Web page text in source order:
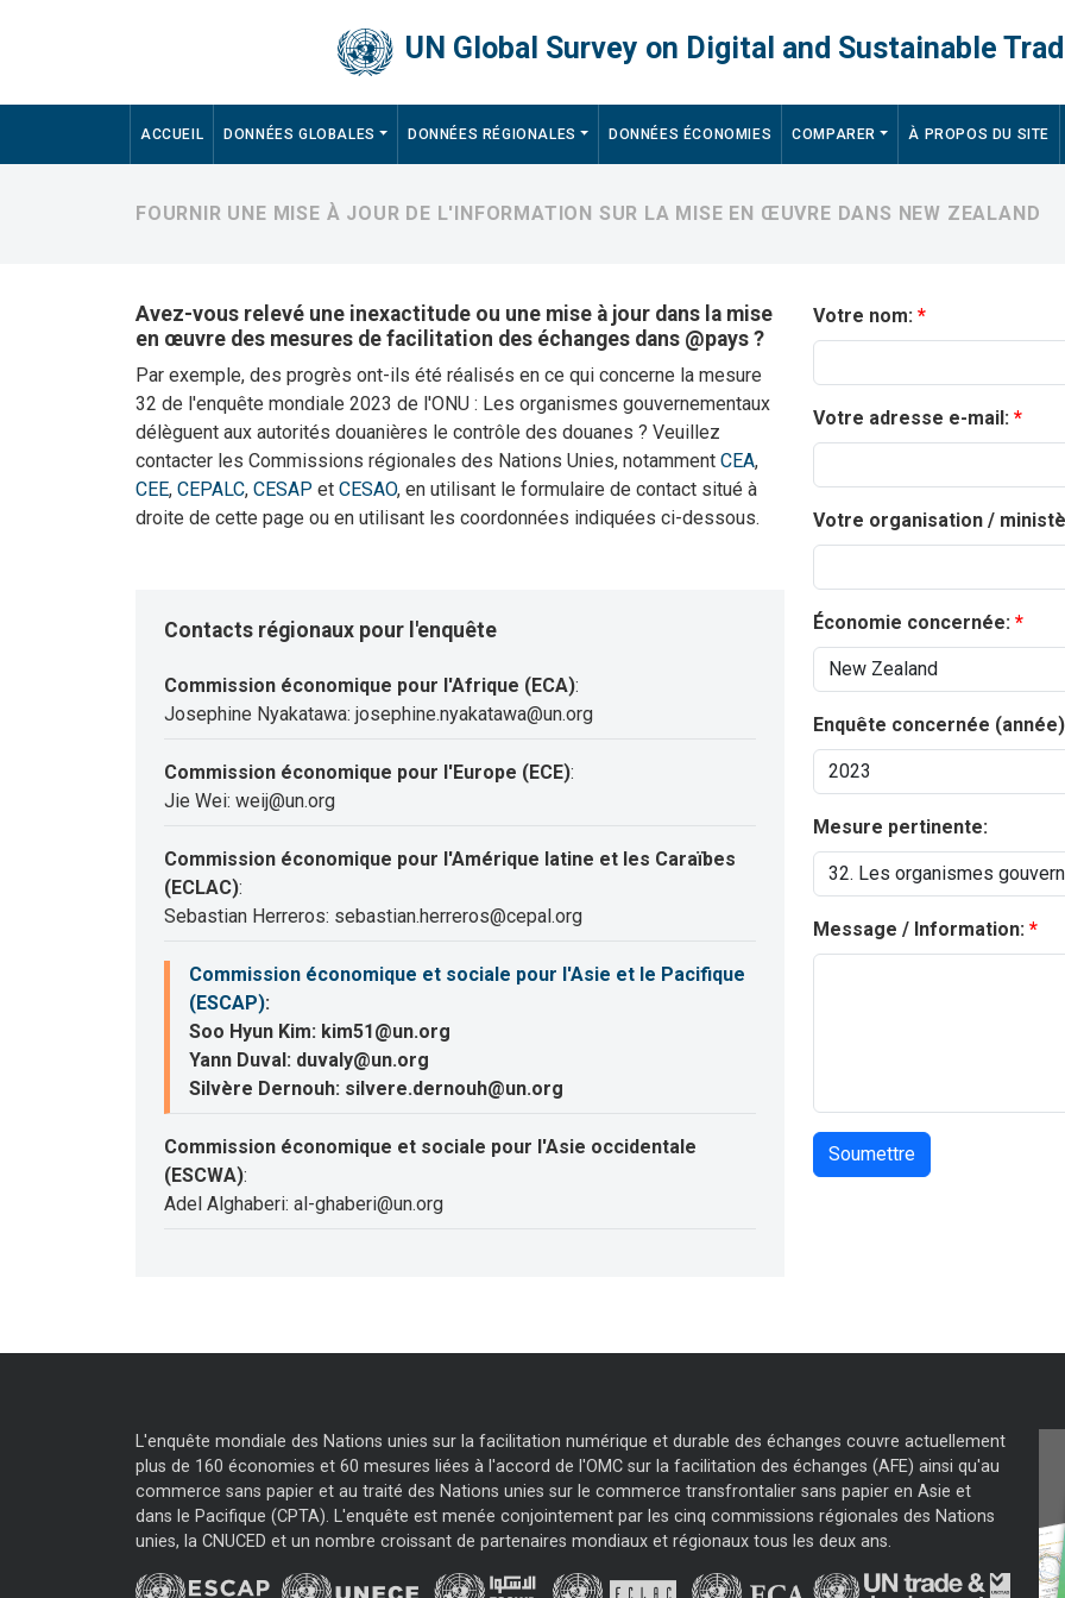
UN Global Survey on Digital and Sustainable
Main navigation
ACCUEIL DONNÉES GLOBALES DONNÉES RÉGIONALES DONNÉES ÉCONOMIES COMPARER À PROPOS DU SITE
FOURNIR UNE MISE À JOUR DE L'INFORMATION SUR LA MISE EN ŒUVRE DANS NEW ZEALAND
Avez-vous relevé une inexactitude ou une mise à jour dans la mise
en œuvre des mesures de facilitation des échanges dans @pays ?
Par exemple, des progrès ont-ils été réalisés en ce qui concerne la mesure
32 de l'enquête mondiale 2023 de l'ONU : Les organismes gouvernementaux
délèguent aux autorités douanières le contrôle des douanes ? Veuillez
contacter les Commissions régionales des Nations Unies, notamment CEA,
CEE, CEPALC, CESAP et CESAO, en utilisant le formulaire de contact situé à
droite de cette page ou en utilisant les coordonnées indiquées ci-dessous.
Contacts régionaux pour l'enquête
Commission économique pour l'Afrique (ECA):
Josephine Nyakatawa: josephine.nyakatawa@un.org
Commission économique pour l'Europe (ECE):
Jie Wei: weij@un.org
Commission économique pour l'Amérique latine et les Caraïbes
(ECLAC):
Sebastian Herreros: sebastian.herreros@cepal.org
Commission économique et sociale pour l'Asie et le Pacifique
(ESCAP):
Soo Hyun Kim: kim51@un.org
Yann Duval: duvaly@un.org
Silvère Dernouh: silvere.dernouh@un.org
Commission économique et sociale pour l'Asie occidentale
(ESCWA):
Adel Alghaberi: al-ghaberi@un.org
Votre nom:
Votre adresse e-mail:
Votre organisation /
Économie concernée:
Enquête concernée
Mesure pertinente:
Message / Information:
L'enquête mondiale des Nations unies sur la facilitation numérique et durable des échanges couvre actuellement
plus de 160 économies et 60 mesures liées à l'accord de l'OMC sur la facilitation des échanges (AFE) ainsi qu'au
commerce sans papier et au traité des Nations unies sur le commerce transfrontalier sans papier en Asie et
dans le Pacifique (CPTA). L'enquête est menée conjointement par les cinq commissions régionales des Nations
unies, la CNUCED et un nombre croissant de partenaires mondiaux et régionaux tous les deux ans.